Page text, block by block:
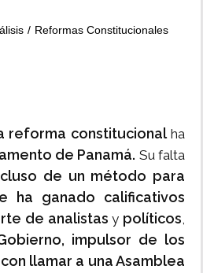
Reformas Constitucionales
reforma constitucionalha
de Panamá. Su falta
de un método para
ha ganado calificativos
de analistas y políticos,
impulsor de los
llamar a una Asamblea